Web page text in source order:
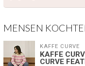
MENSEN
KAFFE CURVE
KAFFE
CURVE